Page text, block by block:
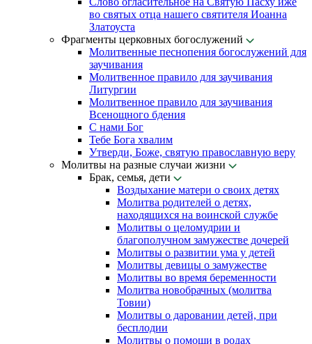
во святых отца нашего святителя Иоанна
Златоуста
Фрагменты церковных богослужений
Молитвенные песнопения богослужений для
заучивания
Молитвенное правило для заучивания
Литургии
Молитвенное правило для заучивания
Всенощного бдения
С нами Бог
Тебе Бога хвалим
Утверди, Боже, святую православную веру
Молитвы на разные случаи жизни
Брак, семья, дети
Воздыхание матери о своих детях
Молитва родителей о детях,
находящихся на воинской службе
Молитвы о целомудрии и
благополучном замужестве дочерей
Молитвы о развитии ума у детей
Молитвы девицы о замужестве
Молитвы во время беременности
Молитва новобрачных (молитва
Товии)
Молитвы о даровании детей, при
бесплодии
Молитвы о помощи в родах